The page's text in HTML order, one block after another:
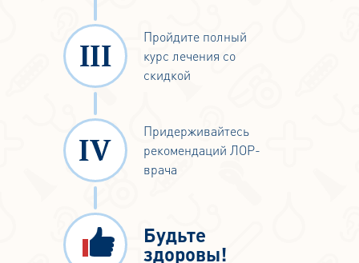
Пройдите полный
курс лечения со
скидкой
Придерживайтесь
рекомендаций ЛОР-
врача
Будьте
здоровы!